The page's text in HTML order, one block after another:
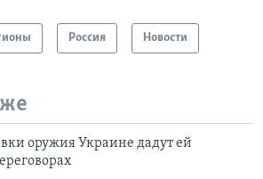
Россия Новости
оружия Украине дадут ей